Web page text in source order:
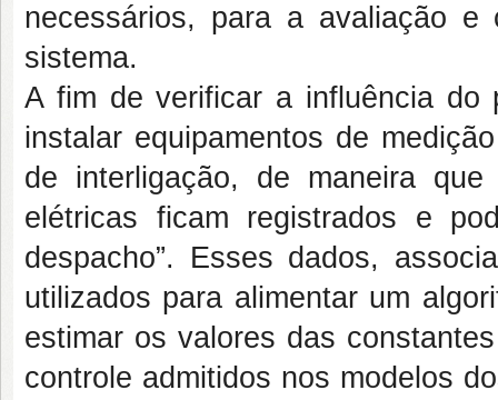
necessários, para a avaliação e
sistema.
A fim de verificar a influência do
instalar equipamentos de
de interligação, de maneira
elétricas ficam registrados e
despacho”. Esses dados,
utilizados para alimentar um
estimar os valores das
controle admitidos nos modelos